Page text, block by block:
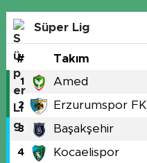
Süper Lig
# Takım
1 Amed
2 Erzurumspor FK
3 Başakşehir
4 Kocaelispor